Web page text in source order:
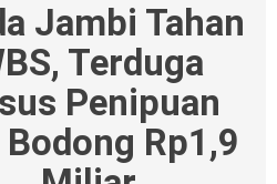
Jambi Tahan
Terduga
Penipuan
Bodong Rp1,9